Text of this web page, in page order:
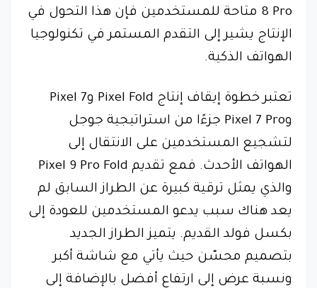
8 Pro متاحة للمستخدمين فإن هذا التحول في
الإنتاج يشير إلى التقدم المستمر في تكنولوجيا
الهواتف الذكية.
تعتبر خطوة إيقاف إنتاج Pixel Fold وPixel 7
وPixel 7 Pro جزءًا من استراتيجية جوجل
لتشجيع المستخدمين على الانتقال إلى
الهواتف الأحدث. فمع تقديم Pixel 9 Pro Fold
والذي يمثل ترقية كبيرة عن الطراز السابق لم
يعد هناك سبب يدعو المستخدمين للعودة إلى
بكسل فولد القديم. يتميز الطراز الجديد
بتصميم محسّن حيث يأتي مع شاشة أكبر
ونسبة عرض إلى ارتفاع أفضل بالإضافة إلى